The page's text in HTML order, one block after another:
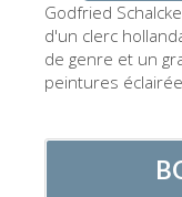
Godfried
d'un clerc
de genre et un
peintures